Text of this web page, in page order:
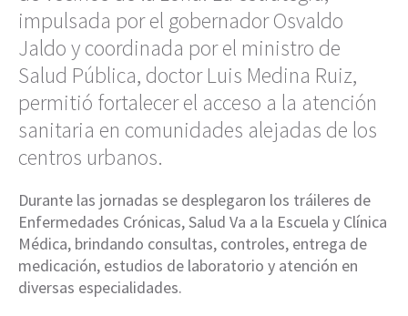
impulsada por el gobernador Osvaldo
Jaldo y coordinada por el ministro de
Salud Pública, doctor Luis Medina Ruiz,
permitió fortalecer el acceso a la atención
sanitaria en comunidades alejadas de los
centros urbanos.
Durante las jornadas se desplegaron los tráileres de
Enfermedades Crónicas, Salud Va a la Escuela y Clínica
Médica, brindando consultas, controles, entrega de
medicación, estudios de laboratorio y atención en
diversas especialidades.